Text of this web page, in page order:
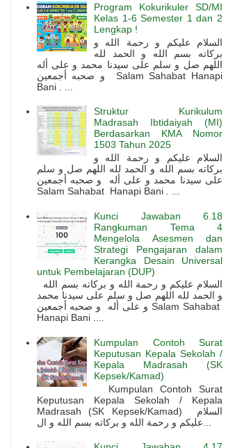
Program Kokurikuler SD/MI
Kelas 1-6 Semester 1 dan 2
Lengkap !
السلام عليكم و رحمة الله و
بركاته بسم الله و الحمد لله
اللهم صل و سلم على سيدنا محمد و على أله
و صحبه أجمعين Salam Sahabat Hanapi
Bani . ...
Struktur Kurikulum
Madrasah Ibtidaiyah (MI)
Berdasarkan KMA Nomor
1503 Tahun 2025
السلام عليكم و رحمة الله و
بركاته بسم الله و الحمد لله اللهم صل و سلم
على سيدنا محمد و على أله و صحبه أجمعين
Salam Sahabat Hanapi Bani . ...
Kunci Jawaban 6.18
Rangkuman Tema 4
Mengelola Asesmen dan
Strategi Pengajaran dalam
Kerangka Desain Universal
untuk Pembelajaran (DUP)
و الحمد لله اللهم صل و سلم على سيدنا محمد
و على أله و صحبه أجمعين Salam Sahabat
Hanapi Bani ....
Kumpulan Contoh Surat
Keputusan Kepala Sekolah /
Kepala Madrasah (SK
Kepsek/Kamad)
Kumpulan Contoh Surat
Keputusan Kepala Sekolah / Kepala
Madrasah (SK Kepsek/Kamad) السلام